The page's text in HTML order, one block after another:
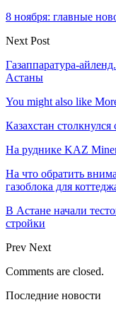
8 ноября: главные
Next Post
Газаппаратура-
Астаны
You might also like
Казахстан
На руднике KAZ
На что обратить
газоблока для
В Астане начали
стройки
Prev Next
Comments are closed.
Последние новости